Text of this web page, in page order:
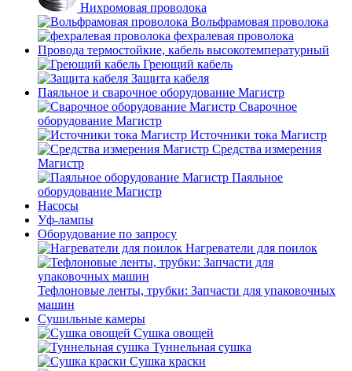
Нихромовая проволока
Вольфрамовая проволока
фехралевая проволока
Провода термостойкие, кабель высокотемпературный
Греющий кабель
Защита кабеля
Паяльное и сварочное оборудование Магистр
Сварочное
оборудование Магистр
Источники тока Магистр
Средства измерения
Магистр
Паяльное
оборудование Магистр
Насосы
Уф-лампы
Оборудование по запросу
Нагреватели для поилок
Тефлоновые ленты, трубки: Запчасти для упаковочных
машин
Сушильные камеры
Сушка овощей
Туннельная сушка
Сушка краски